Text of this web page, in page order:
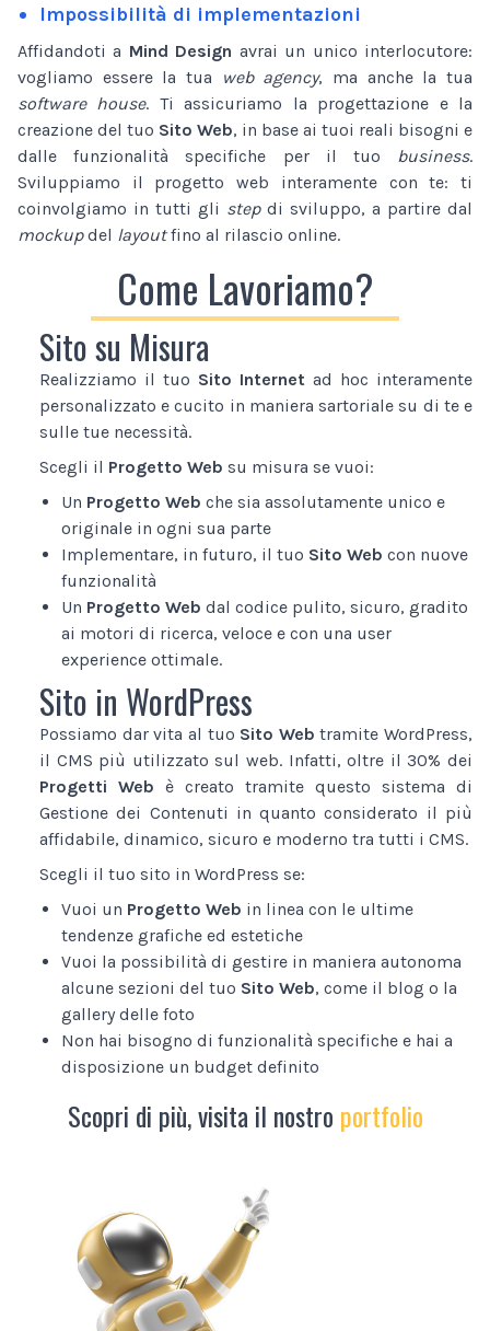
Impossibilità di implementazioni
Affidandoti a Mind Design avrai un unico interlocutore:
vogliamo essere la tua
web agency, ma anche la tua
software house. Ti assicuriamo la progettazione e la
creazione del tuo Sito Web, in base ai tuoi reali bisogni e
dalle funzionalità specifiche per il tuo
business.
Sviluppiamo il progetto web interamente con te: ti
coinvolgiamo in tutti gli stepdi sviluppo, a partire dal
mockupdel layoutfino al rilascio online.
Come Lavoriamo?
Sito su Misura
Realizziamo il tuo Sito Internet ad hoc interamente
personalizzato e cucito in maniera sartoriale su di te e
sulle tue necessità.
Scegli il Progetto Web su misura se vuoi:
Un Progetto Web che sia assolutamente unico e
originale in ogni sua parte
Implementare, in futuro, il tuo Sito Web con nuove
funzionalità
Un Progetto Web dal codice pulito, sicuro, gradito
ai motori di ricerca, veloce e con una user
experience ottimale.
Sito in WordPress
Possiamo dar vita al tuo Sito Web tramite WordPress,
il CMS più utilizzato sul web. Infatti, oltre il 30% dei
Progetti Web è creato tramite questo sistema di
Gestione dei Contenuti in quanto considerato il più
affidabile, dinamico, sicuro e moderno tra tutti i CMS.
Scegli il tuo sito in WordPress se:
Vuoi un Progetto Web in linea con le ultime
tendenze grafiche ed estetiche
Vuoi la possibilità di gestire in maniera autonoma
alcune sezioni del tuo Sito Web, come il blog o la
gallery delle foto
Non hai bisogno di funzionalità specifiche e hai a
disposizione un budget definito
Scopri di più, visita il nostro portfolio